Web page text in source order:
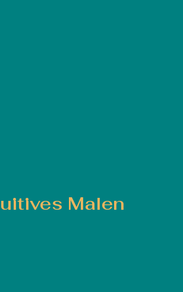
Malen